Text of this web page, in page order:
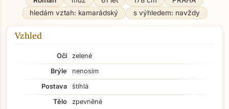
hledám vztah: kamarádský
s výhledem: navždy
Vzhled
Oči
zelené
Brýle
nenosím
Postava
štíhlá
Tělo
zpevněné